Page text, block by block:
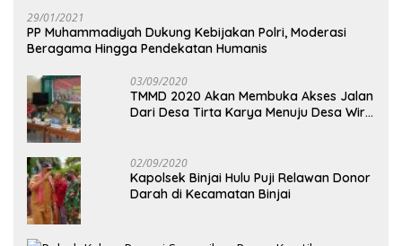
29/01/2021
PP Muhammadiyah Dukung Kebijakan Polri, Moderasi
Beragama Hingga Pendekatan Humanis
03/09/2020
TMMD 2020 Akan Membuka Akses Jalan
Dari Desa Tirta Karya Menuju Desa Wira
02/09/2020
Kapolsek Binjai Hulu Puji Relawan Donor
Darah di Kecamatan Binjai